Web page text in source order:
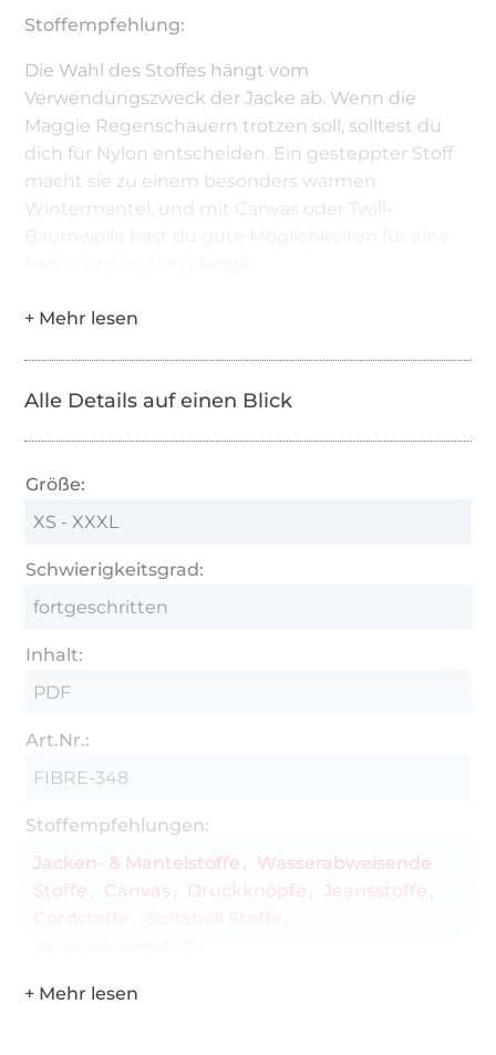
Stoffempfehlung:
Die Wahl des Stoffes hängt vom
Verwendungszweck der Jacke ab. Wenn die
Maggie Regenschauern trotzen soll, solltest du
dich für Nylon entscheiden. Ein gesteppter Stoff
macht sie zu einem besonders warmen
Wintermantel, und mit Canvas oder Twill-
Alle Details auf einen Blick
Größe:
XS - XXXL
Schwierigkeitsgrad:
fortgeschritten
Inhalt:
PDF
Art.Nr.:
FIBRE-348
Stoffempfehlungen:
Jacken- & Mantelstoffe
Wasserabweisende
Stoffe
Canvas Druckknöpfe
Jeansstoffe